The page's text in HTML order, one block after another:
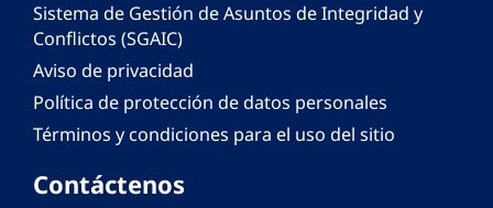
Sistema de Gestión de Asuntos de Integridad y
Conflictos (SGAIC)
Aviso de privacidad
Política de protección de datos personales
Términos y condiciones para el uso del sitio
Contáctenos